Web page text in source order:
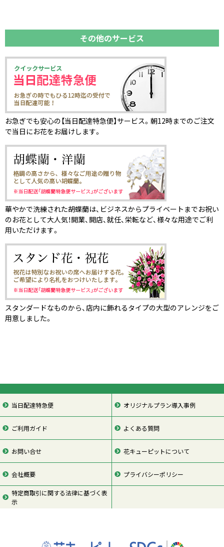
その他のサービス
お急ぎでも安心の【当日配達特急便】サービス。朝12時までのご注文
で当日にお花をお届けします。
華やかで洗練された胡蝶蘭は、ビジネスからプライベートまでお祝い
のお花として大人気！開業、開店、就任、栄転など、様々な用途でご利
用いただけます。
スタンダードなものから、店内に飾れるタイプの大型のアレンジをご
用意しました。
当日配達特急便 オリジナルプラン導入事例
ご利用ガイド よくある質問
お問い合せ 花キューピットについて
会社概要 プライバシーポリシー
特定商取引に関する法律に基づく表
示